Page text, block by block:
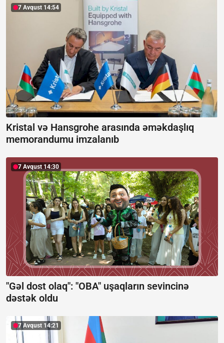
7 Avqust 14:54
Kristal və Hansgrohe arasında əməkdaşlıq
memorandumu imzalanıb
7 Avqust 14:30
"Gəl dost olaq": "OBA" uşaqların sevincinə
dəstək oldu
7 Avqust 14:21